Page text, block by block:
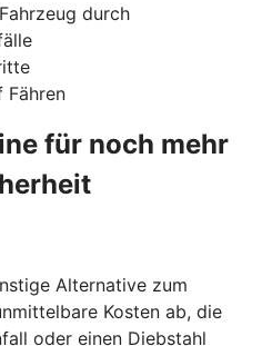
durch
Fähren
für noch mehr
Alternative zum
Kosten ab, die
oder einen Diebstahl